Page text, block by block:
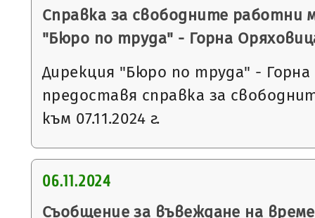
Справка за свободните работни
"Бюро по труда" - Горна
Дирекция "Бюро по труда" -
предоставя справка за
към 07.11.2024 г.
06.11.2024
Съобщение за въвеждане на